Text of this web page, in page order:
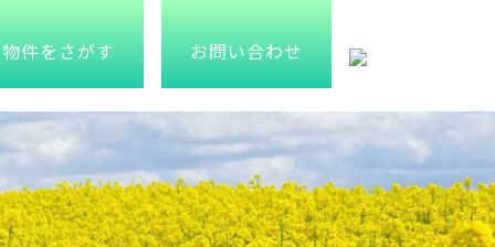
物件をさがす お問い合わせ